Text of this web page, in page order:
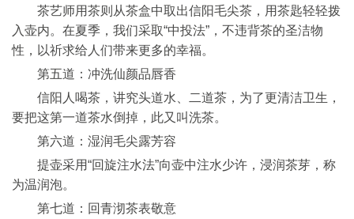
茶艺师用茶则从茶盒中取出信阳毛尖茶，用茶匙轻轻拨
入壶内。在夏季，我们采取“中投法”，不违背茶的圣洁物
性，以祈求给人们带来更多的幸福。
第五道：冲洗仙颜品唇香
信阳人喝茶，讲究头道水、二道茶，为了更清洁卫生，
要把这第一道茶水倒掉，此又叫洗茶。
第六道：湿润毛尖露芳容
提壶采用“回旋注水法”向壶中注水少许，浸润茶芽，称
为温润泡。
第七道：回青沏茶表敬意